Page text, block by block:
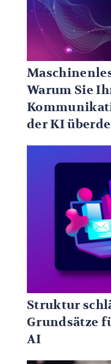
Warum Sie
der KI
Struktur
Grundsätze
AI